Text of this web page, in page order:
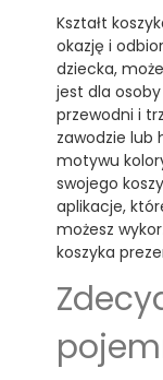
Kształt
okazję i
dziecka,
jest dla
przewodni i
zawodzie lub
motywu
swojego
aplikacje,
możesz
koszyka